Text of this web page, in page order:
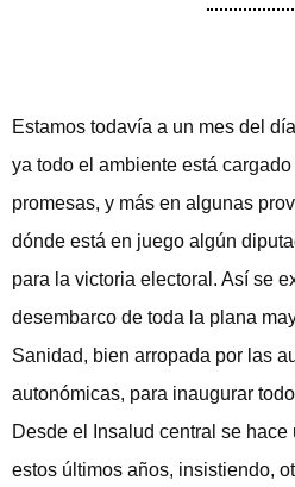
Estamos todavía a un mes del
ya todo el ambiente está
promesas, y más en algunas
dónde está en juego algún
para la victoria electoral. Así se
desembarco de toda la plana
Sanidad, bien arropada por las
autonómicas, para inaugurar
Desde el Insalud central se
estos últimos años, insistiendo,